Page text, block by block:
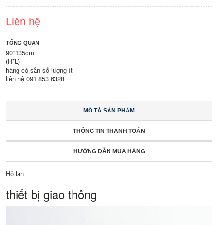
Liên hệ
TỔNG QUAN
90*135cm
(H*L)
hàng có sẵn số lượng ít
liên hệ 091 853 6328
MÔ TẢ SẢN PHẨM
THÔNG TIN THANH TOÁN
HƯỚNG DẪN MUA HÀNG
Hộ lan
thiết bị giao thông